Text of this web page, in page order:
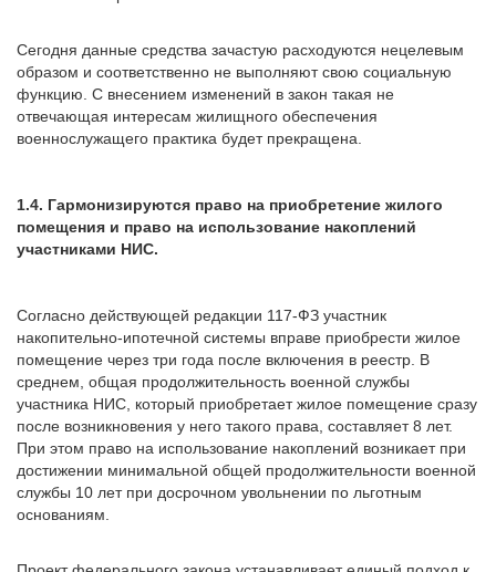
Сегодня данные средства зачастую расходуются нецелевым
образом и соответственно не выполняют свою социальную
функцию. С внесением изменений в закон такая не
отвечающая интересам жилищного обеспечения
военнослужащего практика будет прекращена.
1.4. Гармонизируются право на приобретение жилого
помещения и право на использование накоплений
участниками НИС.
Согласно действующей редакции 117-ФЗ участник
накопительно-ипотечной системы вправе приобрести жилое
помещение через три года после включения в реестр. В
среднем, общая продолжительность военной службы
участника НИС, который приобретает жилое помещение сразу
после возникновения у него такого права, составляет 8 лет.
При этом право на использование накоплений возникает при
достижении минимальной общей продолжительности военной
службы 10 лет при досрочном увольнении по льготным
основаниям.